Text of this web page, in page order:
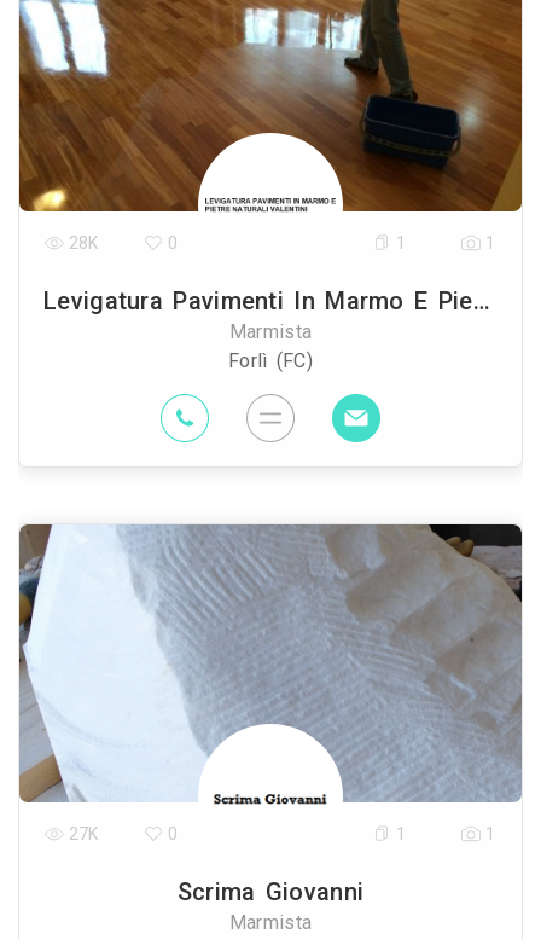
Levigatura Pavimenti In Marmo E Pietre Naturali Valentini
Marmista
Forlì (FC)
28K 0 1 1
Scrima Giovanni
Marmista
27K 0 1 1